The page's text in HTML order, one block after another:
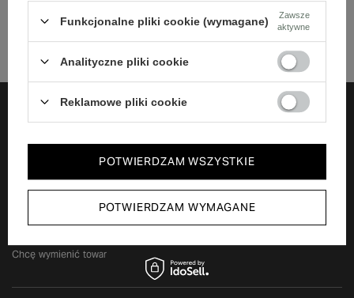
ZAMÓWIENIA
Śledzenie przesyłki
Chcę zareklamować produkt
Chcę wymienić towar
Funkcjonalne pliki cookie (wymagane)
Zawsze
aktywne
Analityczne pliki cookie
Reklamowe pliki cookie
POTWIERDZAM WYMAGANE
POTWIERDZAM WSZYSTKIE